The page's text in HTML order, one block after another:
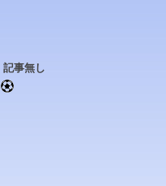
記事無し